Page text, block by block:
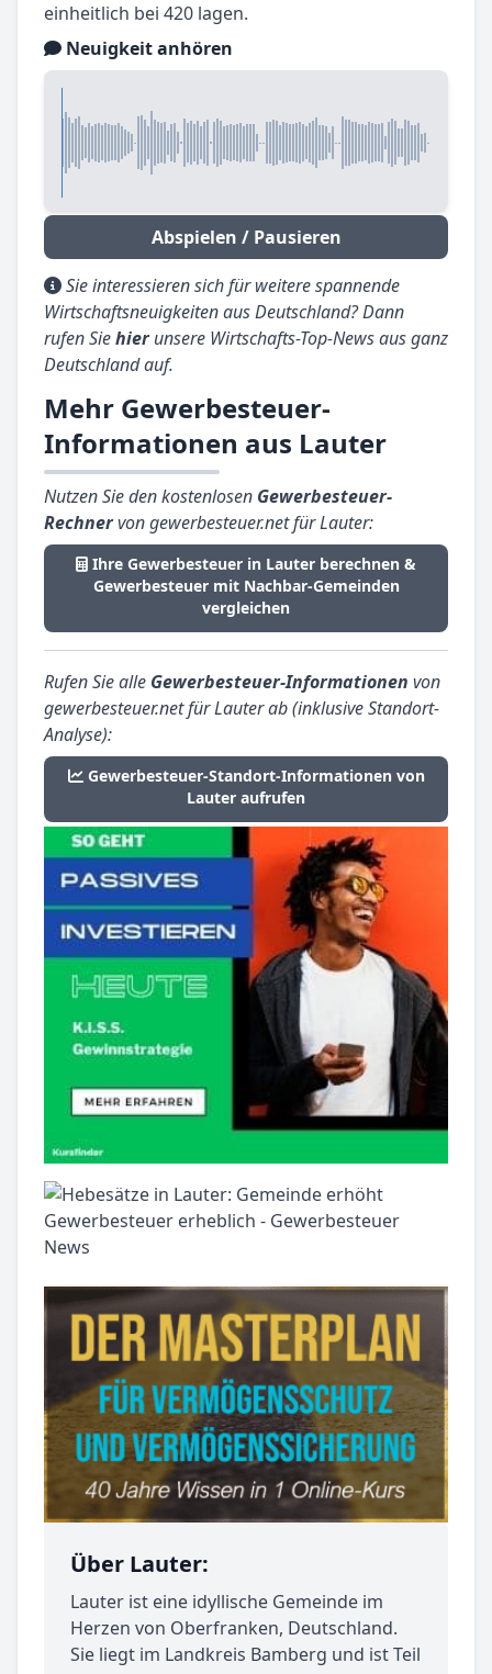
einheitlich bei 420 lagen.
Neuigkeit anhören
Abspielen / Pausieren
Sie interessieren sich für weitere spannende
Wirtschaftsneuigkeiten aus Deutschland? Dann
rufen Siehierunsere Wirtschafts-Top-News aus ganz
Deutschland auf.
Mehr Gewerbesteuer-
Informationen aus Lauter
Nutzen Sie den kostenlosen Gewerbesteuer-
Rechnervon gewerbesteuer.net für Lauter:
Ihre Gewerbesteuer in Lauter berechnen &
Gewerbesteuer mit Nachbar-Gemeinden
vergleichen
Rufen Sie alle Gewerbesteuer-Informationen von
gewerbesteuer.net für Lauter ab (inklusive Standort-
Analyse):
Gewerbesteuer-Standort-Informationen von
Lauter aufrufen
Über Lauter:
Lauter ist eine idyllische Gemeinde im
Herzen von Oberfranken, Deutschland.
Sie liegt im Landkreis Bamberg und ist Teil